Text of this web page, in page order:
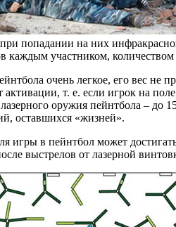
попадании на них
каждым участником,
очень легкое, его вес не
активации, т. е. если игрок на
оружия пейнтбола – до
оставшихся «жизней».
игры в пейнтбол может
выстрелов от лазерной